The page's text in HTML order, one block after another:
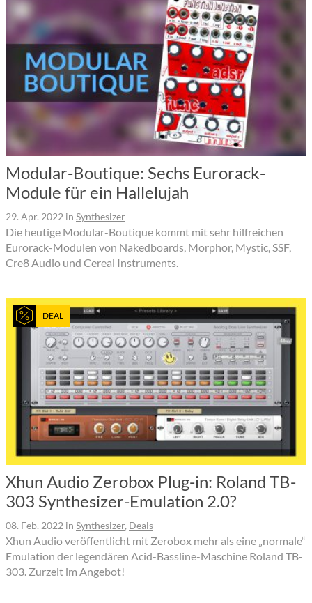
Modular-Boutique: Sechs Eurorack-
Module für ein Hallelujah
29. Apr. 2022 in Synthesizer
Die heutige Modular-Boutique kommt mit sehr hilfreichen
Eurorack-Modulen von Nakedboards, Morphor, Mystic, SSF,
Cre8 Audio und Cereal Instruments.
DEAL
Xhun Audio Zerobox Plug-in: Roland TB-
303 Synthesizer-Emulation 2.0?
08. Feb. 2022 in Synthesizer, Deals
Xhun Audio veröffentlicht mit Zerobox mehr als eine „normale“
Emulation der legendären Acid-Bassline-Maschine Roland TB-
303. Zurzeit im Angebot!